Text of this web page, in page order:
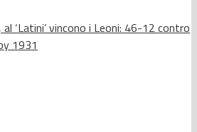
al ‘Latini’ vincono i Leoni: 46-12 contro
1931